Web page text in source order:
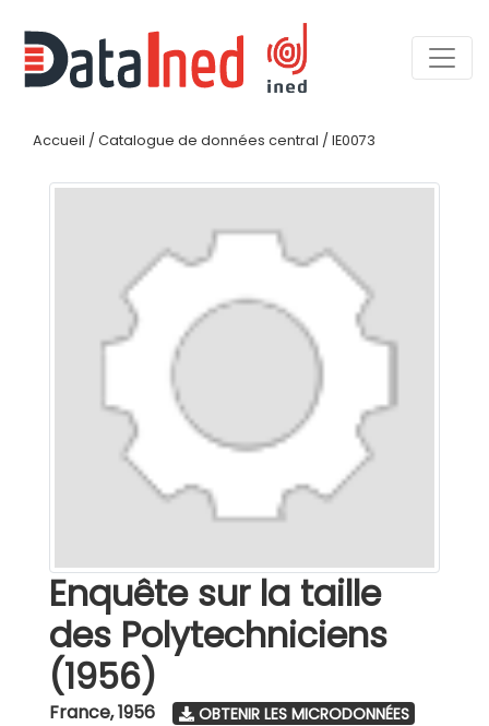
Accueil / Catalogue de données central / IE0073
Enquête sur la taille
des Polytechniciens
(1956)
France,1956 OBTENIR LES MICRODONNÉES